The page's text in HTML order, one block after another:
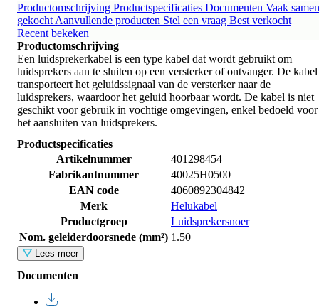
Productomschrijving Productspecificaties Documenten Vaak samen
gekocht Aanvullende producten Stel een vraag Best verkocht
Recent bekeken
Productomschrijving
Een luidsprekerkabel is een type kabel dat wordt gebruikt om
luidsprekers aan te sluiten op een versterker of ontvanger. De kabel
transporteert het geluidssignaal van de versterker naar de
luidsprekers, waardoor het geluid hoorbaar wordt. De kabel is niet
geschikt voor gebruik in vochtige omgevingen, enkel bedoeld voor
het aansluiten van luidsprekers.
Productspecificaties
Artikelnummer
401298454
Fabrikantnummer
40025H0500
EAN code
4060892304842
Merk
Helukabel
Productgroep
Luidsprekersnoer
Nom. geleiderdoorsnede (mm²) 1.50
Lees meer
Documenten